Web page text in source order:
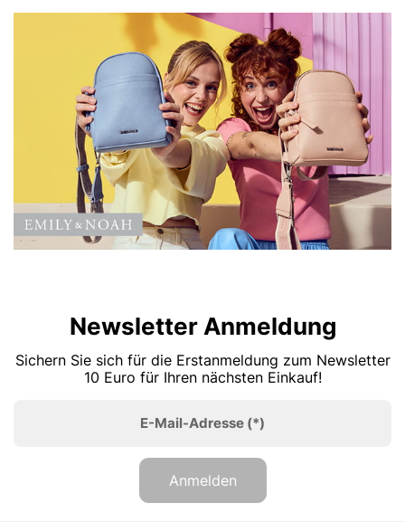
Newsletter Anmeldung
Sichern Sie sich für die Erstanmeldung zum Newsletter
10 Euro für Ihren nächsten Einkauf!
E-Mail-Adresse (*)
Anmelden